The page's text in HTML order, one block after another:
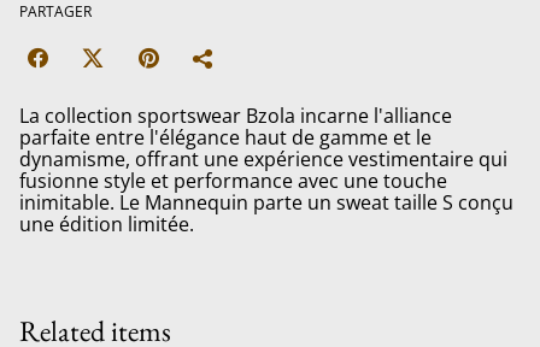
PARTAGER
La collection sportswear Bzola incarne l'alliance
parfaite entre l'élégance haut de gamme et le
dynamisme, offrant une expérience vestimentaire qui
fusionne style et performance avec une touche
inimitable. Le Mannequin parte un sweat taille S conçu
une édition limitée.
Related items